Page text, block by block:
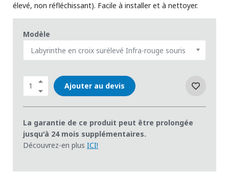
élevé, non réfléchissant). Facile à installer et à nettoyer.
Modèle
Labyrinthe en croix surélevé Infra-rouge souris
Ajouter au devis
La garantie de ce produit peut être prolongée
jusqu'à 24 mois supplémentaires.
Découvrez-en plus ICI!